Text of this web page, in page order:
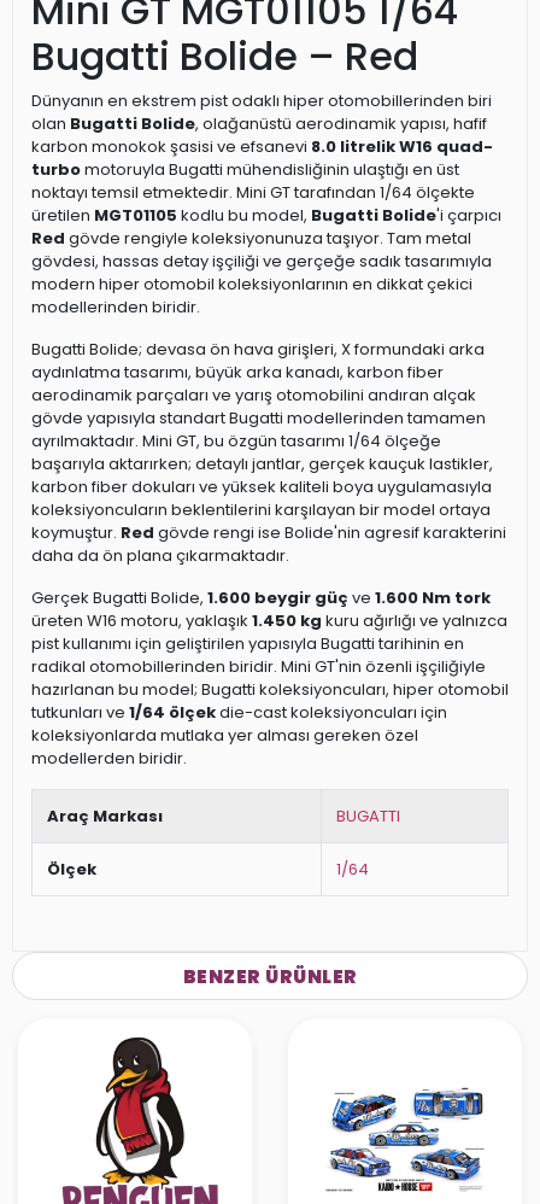
Bugatti Bolide – Red
Dünyanın en ekstrem pist odaklı hiper otomobillerinden biri
olan Bugatti Bolide, olağanüstü aerodinamik yapısı, hafif
karbon monokok şasisi ve efsanevi 8.0 litrelik W16 quad-
turbomotoruyla Bugatti mühendisliğinin ulaştığı en üst
noktayı temsil etmektedir. Mini GT tarafından 1/64 ölçekte
üretilen MGT01105 kodlu bu model, Bugatti Bolide'i çarpıcı
Red gövde rengiyle koleksiyonunuza taşıyor. Tam metal
gövdesi, hassas detay işçiliği ve gerçeğe sadık tasarımıyla
modern hiper otomobil koleksiyonlarının en dikkat çekici
modellerinden biridir.
Bugatti Bolide; devasa ön hava girişleri, X formundaki arka
aydınlatma tasarımı, büyük arka kanadı, karbon fiber
aerodinamik parçaları ve yarış otomobilini andıran alçak
gövde yapısıyla standart Bugatti modellerinden tamamen
ayrılmaktadır. Mini GT, bu özgün tasarımı 1/64 ölçeğe
başarıyla aktarırken; detaylı jantlar, gerçek kauçuk lastikler,
karbon fiber dokuları ve yüksek kaliteli boya uygulamasıyla
koleksiyoncuların beklentilerini karşılayan bir model ortaya
koymuştur. Red gövde rengi ise Bolide'nin agresif karakterini
daha da ön plana çıkarmaktadır.
Gerçek Bugatti Bolide, 1.600 beygir güç ve 1.600 Nm tork
üreten W16 motoru, yaklaşık 1.450 kg kuru ağırlığı ve yalnızca
pist kullanımı için geliştirilen yapısıyla Bugatti tarihinin en
radikal otomobillerinden biridir. Mini GT'nin özenli işçiliğiyle
hazırlanan bu model; Bugatti koleksiyoncuları, hiper otomobil
tutkunları ve 1/64 ölçekdie-cast koleksiyoncuları için
koleksiyonlarda mutlaka yer alması gereken özel
modellerden biridir.
Araç Markası BUGATTI
Ölçek 1/64
BENZER ÜRÜNLER